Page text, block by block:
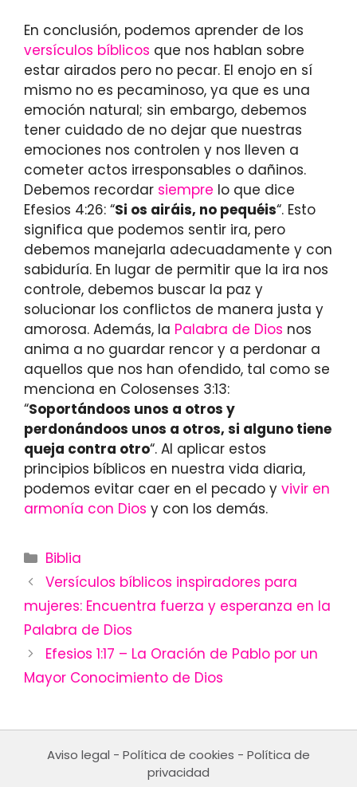
En conclusión, podemos aprender de los
versículos bíblicos que nos hablan sobre
estar airados pero no pecar. El enojo en sí
mismo no es pecaminoso, ya que es una
emoción natural; sin embargo, debemos
tener cuidado de no dejar que nuestras
emociones nos controlen y nos lleven a
cometer actos irresponsables o dañinos.
Debemos recordar siempre lo que dice
Efesios 4:26: “Si os airáis, no pequéis“. Esto
significa que podemos sentir ira, pero
debemos manejarla adecuadamente y con
sabiduría. En lugar de permitir que la ira nos
controle, debemos buscar la paz y
solucionar los conflictos de manera justa y
amorosa. Además, la Palabra de Dios nos
anima a no guardar rencor y a perdonar a
aquellos que nos han ofendido, tal como se
menciona en Colosenses 3:13:
“Soportándoos unos a otros y
perdonándoos unos a otros, si alguno tiene
queja contra otro“. Al aplicar estos
principios bíblicos en nuestra vida diaria,
podemos evitar caer en el pecado y vivir en
armonía con Dios y con los demás.
Categories
Biblia
Versículos bíblicos inspiradores para
mujeres: Encuentra fuerza y esperanza en la
Palabra de Dios
Efesios 1:17 – La Oración de Pablo por un
Mayor Conocimiento de Dios
Aviso legal - Política de cookies - Política de
privacidad